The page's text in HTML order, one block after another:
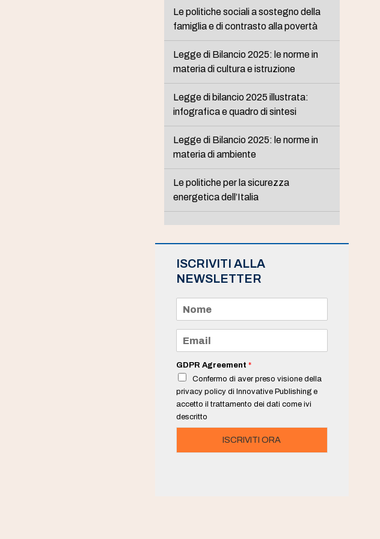
Le politiche sociali a sostegno della
famiglia e di contrasto alla povertà
Legge di Bilancio 2025: le norme in
materia di cultura e istruzione
Legge di bilancio 2025 illustrata:
infografica e quadro di sintesi
Legge di Bilancio 2025: le norme in
materia di ambiente
Le politiche per la sicurezza
energetica dell’Italia
ISCRIVITI ALLA
NEWSLETTER
m
e
a
i
*
GDPR Agreement *
Confermo di aver preso visione della
privacy policy di Innovative Publishing e
accetto il trattamento dei dati come ivi
descritto
ISCRIVITI ORA